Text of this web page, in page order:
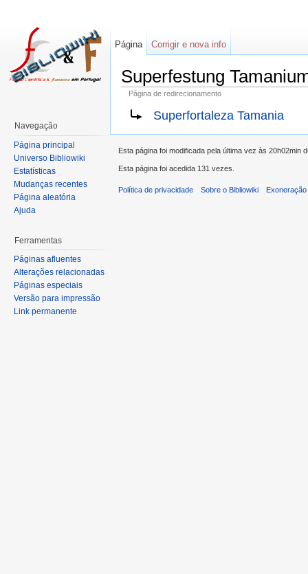
Superfestung
Página de redirecionamento
Superfortaleza Tamania
Página Corrigir e nova info
Navegação
Página principal
Universo Bibliowiki
Estatísticas
Mudanças recentes
Página aleatória
Ajuda
Ferramentas
Páginas afluentes
Alterações relacionadas
Páginas especiais
Versão para impressão
Link permanente
Esta página foi modificada pela última vez às 20h02min
Esta página foi acedida 131 vezes.
Política de privacidade Sobre o Bibliowiki